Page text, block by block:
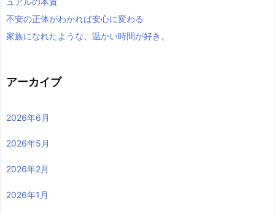
不安の正体がわかれば安心に変わる
家族になれたような、温かい時間が好き。
アーカイブ
2026年6月
2026年5月
2026年2月
2026年1月